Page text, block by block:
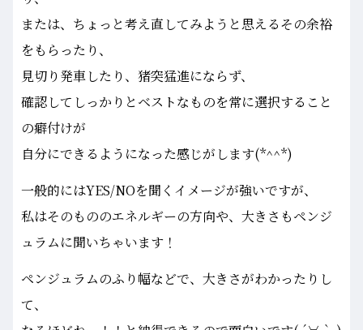
または、ちょっと考え直してみようと思えるその余裕
をもらったり、
見切り発車したり、猪突猛進にならず、
確認してしっかりとベストなものを常に選択すること
の癖付けが
自分にできるようになった感じがします(*^^*)
一般的にはYES/NOを聞くイメージが強いですが、
私はそのもののエネルギーの方向や、大きさもペンジ
ュラムに聞いちゃいます！
ペンジュラムのふり幅などで、大きさがわかったりし
て、